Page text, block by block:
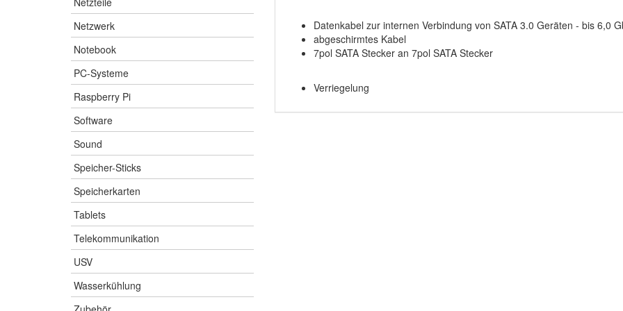
Netzwerk
Notebook
PC-Systeme
Raspberry Pi
Software
Sound
Speicher-Sticks
Speicherkarten
Tablets
Telekommunikation
USV
Wasserkühlung
Datenkabel zur internen Verbindung von SATA 3.0 Geräten - bis 6,0
abgeschirmtes Kabel
7pol SATA Stecker an 7pol SATA Stecker
Verriegelung